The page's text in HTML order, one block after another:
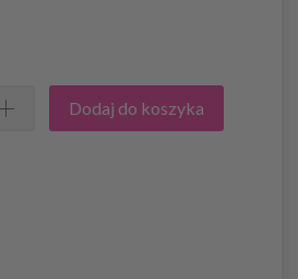
Dodaj do koszyka